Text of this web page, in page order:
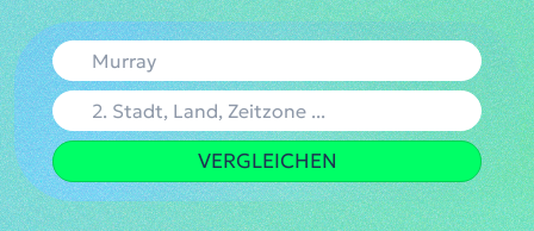
VERGLEICHEN